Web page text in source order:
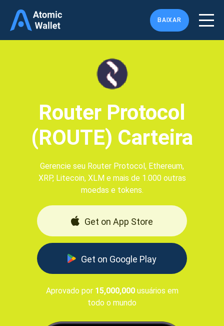
BAIXAR
Router Protocol
(ROUTE) Carteira
Gerencie seu Router Protocol, Ethereum,
XRP, Litecoin, XLM e mais de 1.000 outras
moedas e tokens.
Get on App Store
Get on Google Play
Aprovado por 15,000,000usuários em
todo o mundo